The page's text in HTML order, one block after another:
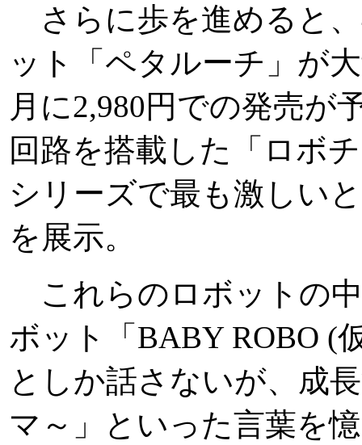
さらに歩を進めると
ット「ペタルーチ」が
月に2,980円での発売が
回路を搭載した「ロボ
シリーズで最も激しい
を展示。
これらのロボットの
ボット「BABY ROBO (
としか話さないが、成
マ～」といった言葉を